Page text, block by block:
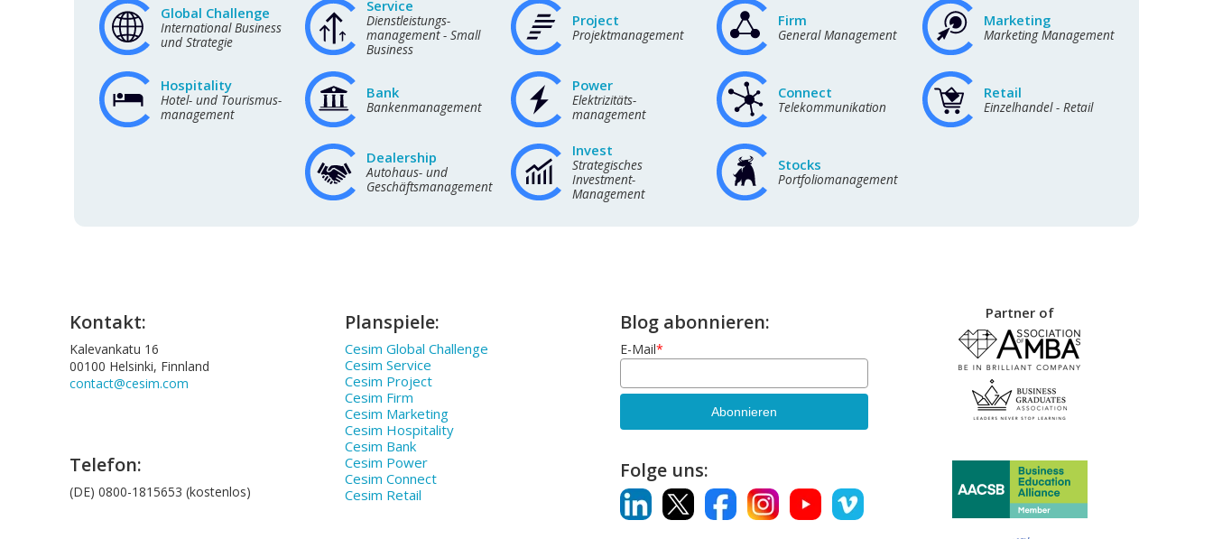
Global Challenge
International Business
und Strategie
Service
Dienstleistungs-
management - Small
Business
Project
Projektmanagement
Firm
General Management
Marketing
Marketing Management
Hospitality
Hotel- und Tourismus-
management
Bank
Bankenmanagement
Power
Elektrizitäts-
management
Connect
Telekommunikation
Retail
Einzelhandel - Retail
Dealership
Autohaus- und
Geschäftsmanagement
Invest
Strategisches
Investment-
Management
Stocks
Portfoliomanagement
Kontakt:
Kalevankatu 16
00100 Helsinki, Finnland
contact@cesim.com
Telefon:
(DE) 0800-1815653 (kostenlos)
Planspiele:
Cesim Global Challenge
Cesim Service
Cesim Project
Cesim Firm
Cesim Marketing
Cesim Hospitality
Cesim Bank
Cesim Power
Cesim Connect
Cesim Retail
Blog abonnieren:
E-Mail*
Folge uns:
Partner of